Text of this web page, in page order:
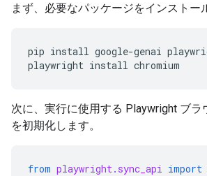
まず、必要なパッケージをインストー
pip install google-genai
playwright install
次に、実行に使用する Playwright ブラ
を初期化します。
from playwright.sync_api import